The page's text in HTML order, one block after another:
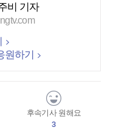
비 기자
원하기
후속기사 원해요
3